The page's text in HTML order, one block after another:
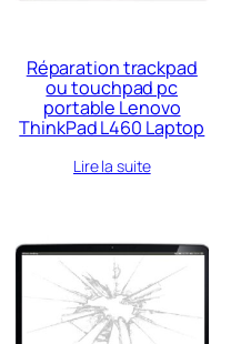
Réparation trackpad
ou touchpad pc
portable Lenovo
ThinkPad L460 Laptop
Lire la suite